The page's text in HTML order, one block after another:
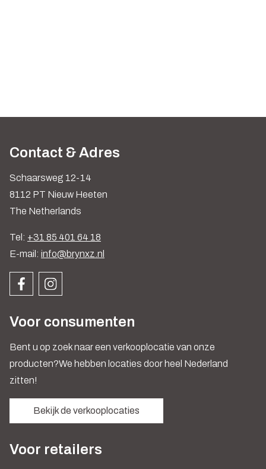
Contact & Adres
Schaarsweg 12-14
8112 PT Nieuw Heeten
The Netherlands
Tel: +31 85 401 64 18
E-mail: info@brynxz.nl
Voor consumenten
Bent u op zoek naar een verkooplocatie van onze
producten?We hebben locaties door heel Nederland
zitten!
Bekijk de verkooplocaties
Voor retailers